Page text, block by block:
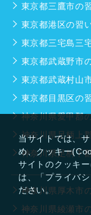
当サイトでは、
め、クッキー
サイトのクッキ
は、「プライバ
ださい。
東京都三鷹市の
東京都港区の習
東京都三宅島三
東京都武蔵野市
東京都武蔵村山
東京都目黒区の
神奈川県愛甲郡
神奈川県足柄上
神奈川県足柄下
神奈川県厚木市
神奈川県綾瀬市